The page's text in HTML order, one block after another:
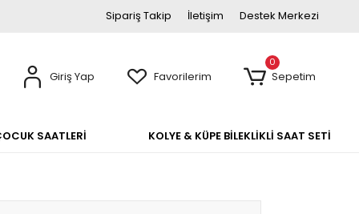
Sipariş Takip İletişim Destek Merkezi
Giriş Yap Favorilerim
0
Sepetim
SAATLERİ KOLYE & KÜPE BİLEKLİKLİ SAAT SETİ